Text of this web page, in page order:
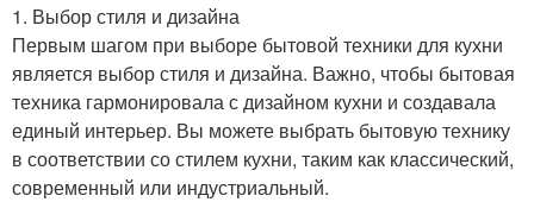
1. Выбор стиля и дизайна
Первым шагом при выборе бытовой техники для кухни
является выбор стиля и дизайна. Важно, чтобы бытовая
техника гармонировала с дизайном кухни и создавала
единый интерьер. Вы можете выбрать бытовую технику
в соответствии со стилем кухни, таким как классический,
современный или индустриальный.